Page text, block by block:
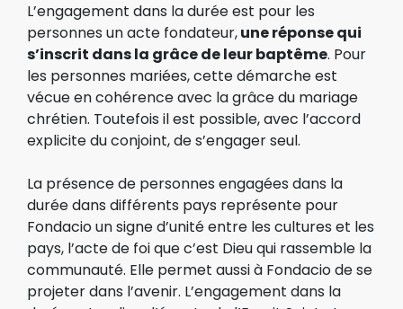
L’engagement dans la durée est pour les
personnes un acte fondateur,une réponse qui
s’inscrit dans la grâce de leur baptême. Pour
les personnes mariées, cette démarche est
vécue en cohérence avec la grâce du mariage
chrétien. Toutefois il est possible, avec l’accord
explicite du conjoint, de s’engager seul.
La présence de personnes engagées dans la
durée dans différents pays représente pour
Fondacio un signe d’unité entre les cultures et les
pays, l’acte de foi que c’est Dieu qui rassemble la
communauté. Elle permet aussi à Fondacio de se
projeter dans l’avenir. L’engagement dans la